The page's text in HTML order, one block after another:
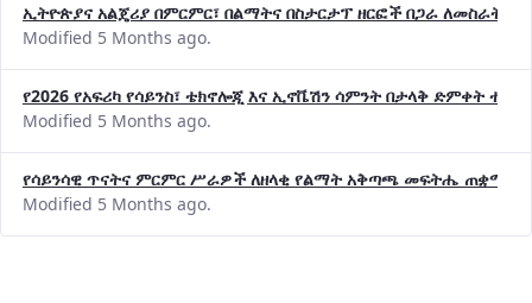
ኢትዮጵያና አልጄሪያ በምርምር፣ በልማትና በስታርታፕ ዘርፎች በጋራ ለመስራት
Modified 5 Months ago.
የ2026 የአፍሪካ የሳይንስ፣ ቴክኖሎጂ እና ኢኖቬሽን ሳምንት በታላቅ ድምቀት
Modified 5 Months ago.
የሳይንሳዊ ጥናትና ምርምር ሥራዎች ለዘላቂ የልማት አቅጣጫ መፍትሔ ጠቋሚ
Modified 5 Months ago.